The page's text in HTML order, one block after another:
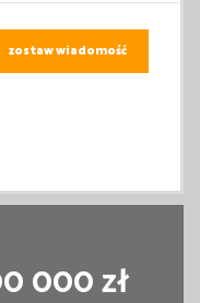
zostaw wiadomość
000 zł